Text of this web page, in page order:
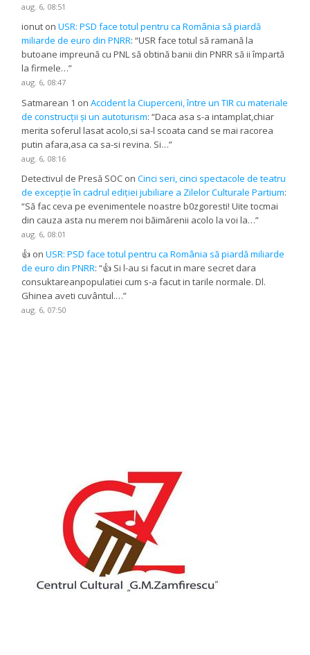
aug. 6, 08:51
ionut onUSR: PSD face totul pentru ca România să piardă
miliarde de euro din PNRR: “USR face totul să ramană la
butoane impreună cu PNL să obtină banii din PNRR să ii împartă
la firmele…”
aug. 6, 08:47
Satmarean 1 onAccident la Ciuperceni, între un TIR cu materiale
de construcții și un autoturism: “Daca asa s-a intamplat,chiar
merita soferul lasat acolo,si sa-l scoata cand se mai racorea
putin afara,asa ca sa-si revina. Si…”
aug. 6, 08:16
Detectivul de Presă SOC onCinci seri, cinci spectacole de teatru
de excepție în cadrul ediției jubiliare a Zilelor Culturale Partium:
“Să fac ceva pe evenimentele noastre b0zgoresti! Uite tocmai
din cauza asta nu merem noi băimărenii acolo la voi la…”
aug. 6, 08:01
👍 onUSR: PSD face totul pentru ca România să piardă miliarde
de euro din PNRR: “👍 Si l-au si facut in mare secret dara
consuktareanpopulatiei cum s-a facut in tarile normale. Dl.
Ghinea aveti cuvântul.…”
aug. 6, 07:50